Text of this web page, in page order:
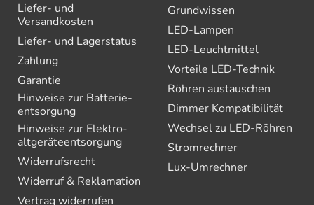
Liefer- und
Versandkosten
Liefer- und Lagerstatus
Zahlung
Garantie
Hinweise zur Batterie­
entsorgung
Hinweise zur Elektro­
altgeräte­entsorgung
Widerrufsrecht
Widerruf & Reklamation
Vertrag widerrufen
Grundwissen
LED-Lampen
LED-Leuchtmittel
Vorteile LED-Technik
Röhren austauschen
Dimmer Kompatibilität
Wechsel zu LED-Röhren
Stromrechner
Lux-Umrechner